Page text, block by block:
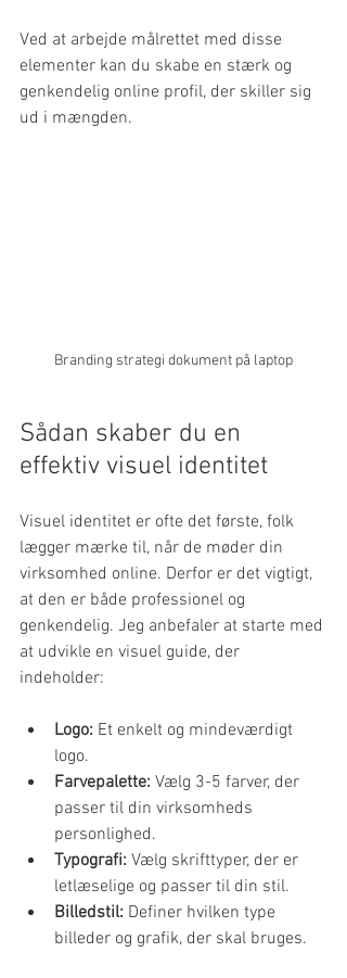
Ved at arbejde målrettet med disse
elementer kan du skabe en stærk og
genkendelig online profil, der skiller sig
ud i mængden.
Branding strategi dokument på laptop
Sådan skaber du en
effektiv visuel identitet
Visuel identitet er ofte det første, folk
lægger mærke til, når de møder din
virksomhed online. Derfor er det vigtigt,
at den er både professionel og
genkendelig. Jeg anbefaler at starte med
at udvikle en visuel guide, der
indeholder:
Logo: Et enkelt og mindeværdigt
logo.
Farvepalette: Vælg 3-5 farver, der
passer til din virksomheds
personlighed.
Typografi: Vælg skrifttyper, der er
letlæselige og passer til din stil.
Billedstil: Definer hvilken type
billeder og grafik, der skal bruges.